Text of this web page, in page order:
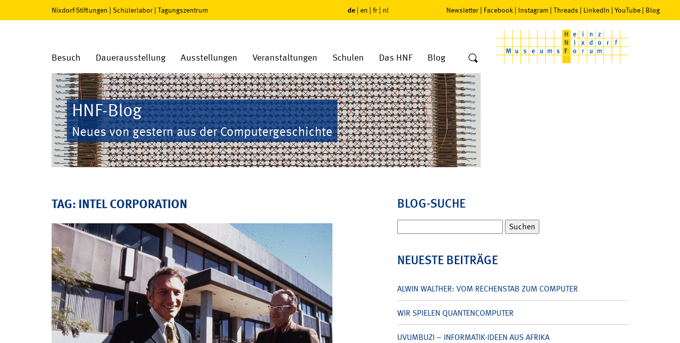
Nixdorf-Stiftungen | Schülerlabor | Tagungszentrum de | en | fr | nl Newsletter | Facebook | Instagram | Threads | LinkedIn | YouTube | Blog
Besuch Dauerausstellung Ausstellungen Veranstaltungen Schulen Das HNF Blog
HNF-Blog
Neues von gestern aus der Computergeschichte
TAG: INTEL CORPORATION BLOG-SUCHE
nach:
NEUESTE BEITRÄGE
ALWIN WALTHER: VOM RECHENSTAB ZUM COMPUTER
WIR SPIELEN QUANTENCOMPUTER
UVUMBUZI – INFORMATIK-IDEEN AUS AFRIKA